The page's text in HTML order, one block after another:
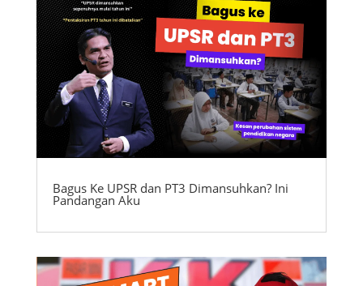
Bagus Ke UPSR dan PT3 Dimansuhkan? Ini
Pandangan Aku